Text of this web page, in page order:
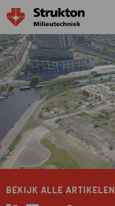
BEKIJK ALLE ARTIKELEN